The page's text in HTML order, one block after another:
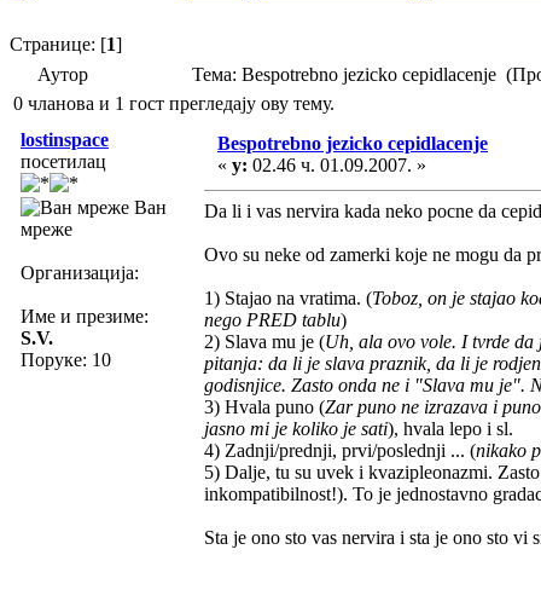
Странице: [1]
Аутор
Тема: Bespotrebno jezicko cepidlacenje
0 чланова и 1 гост прегледају ову тему.
lostinspace
посетилац
Ван
мреже
Организација:
Име и презиме:
S.V.
Поруке: 10
Bespotrebno jezicko cepidlacenje
« у: 02.46 ч. 01.09.2007. »
Da li i vas nervira kada neko pocne da
Ovo su neke od zamerki koje ne mogu da
1) Stajao na vratima. (Toboz, on je stajao
nego PRED tablu)
2) Slava mu je (Uh, ala ovo vole. I tvrde
pitanja: da li je slava praznik, da li je
godisnjice. Zasto onda ne i "Slava mu je".
3) Hvala puno (Zar puno ne izrazava i
jasno mi je koliko je sati), hvala lepo i sl.
4) Zadnji/prednji, prvi/poslednji ... (nikako
5) Dalje, tu su uvek i kvazipleonazmi.
inkompatibilnost!). To je jednostavno
Sta je ono sto vas nervira i sta je ono sto vi